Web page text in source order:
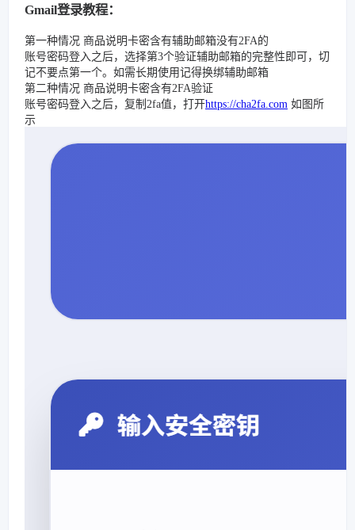
Gmail登录教程：
第一种情况 商品说明卡密含有辅助邮箱没有2FA的
账号密码登入之后，选择第3个验证辅助邮箱的完整性即可，切
记不要点第一个。如需长期使用记得换绑辅助邮箱
第二种情况 商品说明卡密含有2FA验证
账号密码登入之后，复制2fa值，打开https://cha2fa.com 如图所
示